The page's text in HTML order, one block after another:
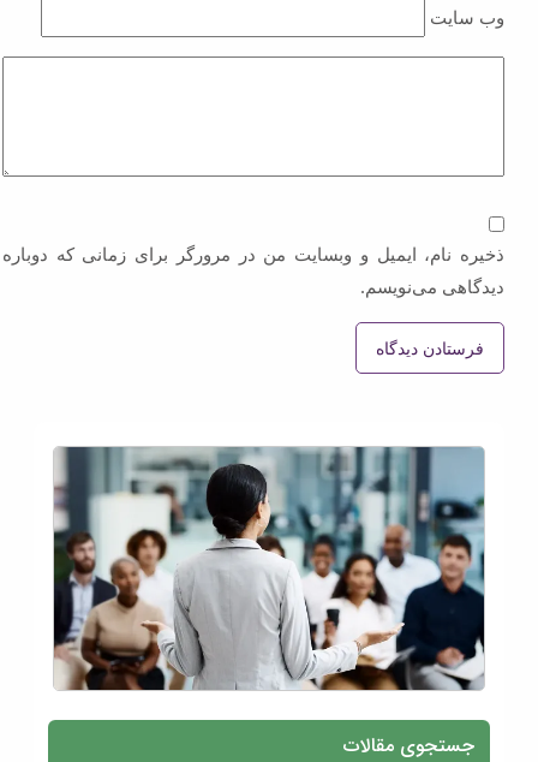
وب‌ سایت
ذخیره نام، ایمیل و وبسایت من در مرورگر برای زمانی که دوباره
دیدگاهی می‌نویسم.
جستجوی مقالات